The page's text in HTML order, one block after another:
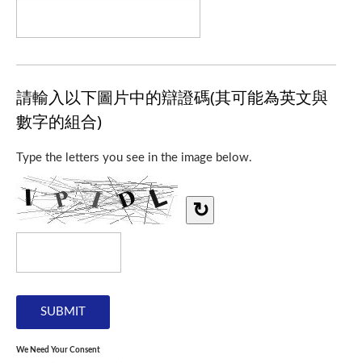
請輸入以下圖片中的辯證碼(其可能為英文與
數字的組合)
Type the letters you see in the image below.
↻
We Need Your Consent